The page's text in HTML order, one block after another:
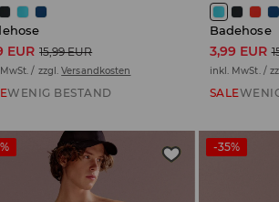
EUR 15,99 EUR
/ zzgl.Versandkosten
WENIG BESTAND
Badehose
3,99 EUR
inkl. MwSt. /
SALE
-35%